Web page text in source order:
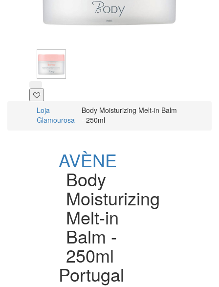
Loja
Glamourosa
Body Moisturizing Melt-in Balm
- 250ml
AVÈNE
Body
Moisturizing
Melt-in
Balm -
250ml
Portugal